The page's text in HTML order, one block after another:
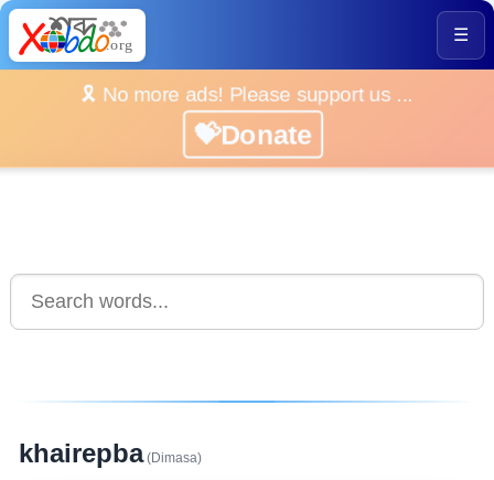
☰
🎗️ No more ads! Please support us ...
💝Donate
khairepba(Dimasa)